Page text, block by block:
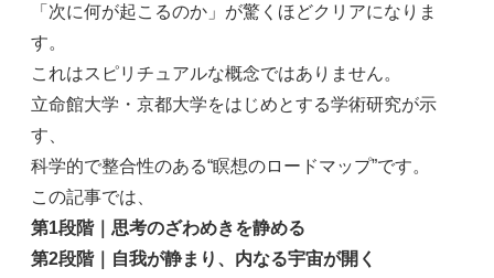
「次に何が起こるのか」が驚くほどクリアになりま
す。
これはスピリチュアルな概念ではありません。
立命館大学・京都大学をはじめとする学術研究が示
す、
科学的で整合性のある“瞑想のロードマップ”です。
この記事では、
第1段階｜思考のざわめきを静める
第2段階｜自我が静まり、内なる宇宙が開く